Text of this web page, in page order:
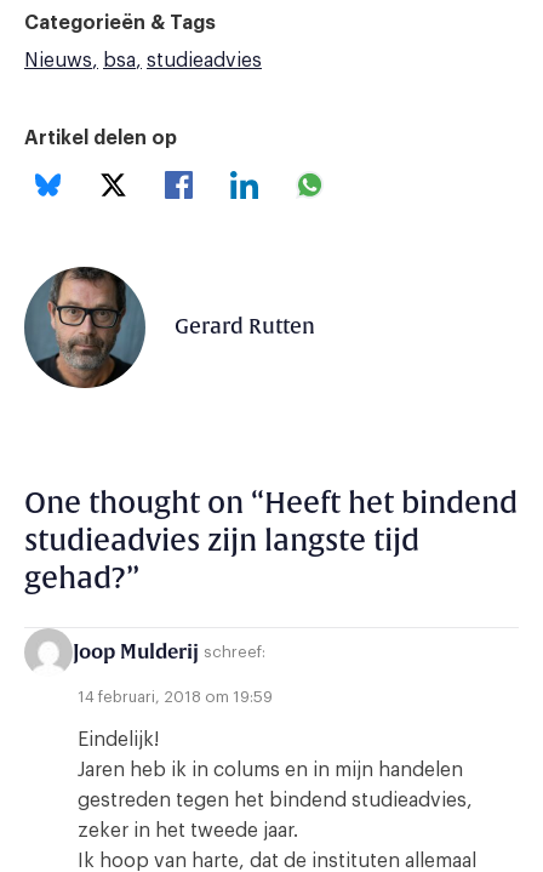
Categorieën & Tags
Nieuws
bsa studieadvies
Artikel delen op
Gerard Rutten
One thought on “Heeft het bindend
studieadvies zijn langste tijd
gehad?”
Joop Mulderij schreef:
14 februari, 2018 om 19:59
Eindelijk!
Jaren heb ik in colums en in mijn handelen
gestreden tegen het bindend studieadvies,
zeker in het tweede jaar.
Ik hoop van harte, dat de instituten allemaal